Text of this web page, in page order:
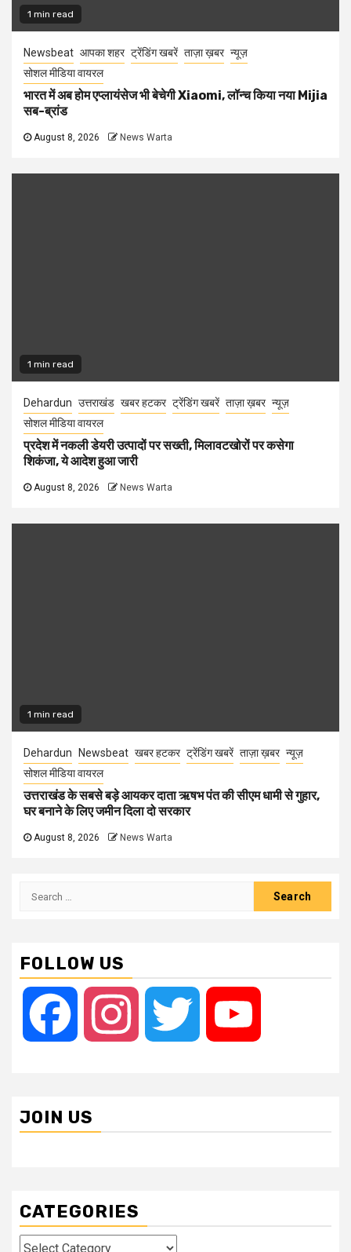
1 min read
Newsbeat आपका शहर ट्रेंडिंग खबरें ताज़ा ख़बर न्यूज़
सोशल मीडिया वायरल
भारत में अब होम एप्लायंसेज भी बेचेगी Xiaomi, लॉन्च किया नया Mijia
सब-ब्रांड
August 8, 2026 News Warta
1 min read
Dehardun उत्तराखंड खबर हटकर ट्रेंडिंग खबरें ताज़ा ख़बर न्यूज़
सोशल मीडिया वायरल
प्रदेश में नकली डेयरी उत्पादों पर सख्ती, मिलावटखोरों पर कसेगा
शिकंजा, ये आदेश हुआ जारी
August 8, 2026 News Warta
1 min read
Dehardun Newsbeat खबर हटकर ट्रेंडिंग खबरें ताज़ा ख़बर न्यूज़
सोशल मीडिया वायरल
उत्तराखंड के सबसे बड़े आयकर दाता ऋषभ पंत की सीएम धामी से गुहार,
घर बनाने के लिए जमीन दिला दो सरकार
August 8, 2026 News Warta
Search
FOLLOW US
Facebook Instagram Twitter
JOIN US
CATEGORIES
Categories